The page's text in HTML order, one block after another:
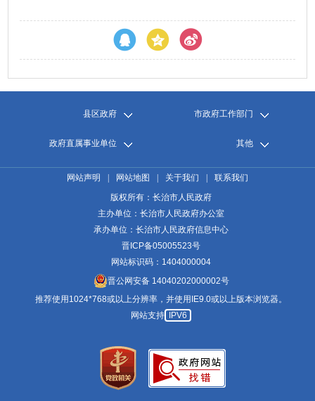
县区政府 市政府工作部门
政府直属事业单位 其他
网站声明 网站地图 关于我们
联系我们
版权所有：长治市人民政府
主办单位：长治市人民政府办公室
承办单位：长治市人民政府信息中心
晋ICP备05005523号
网站标识码：1404000004
晋公网安备 14040202000002号
推荐使用1024*768或以上分辨率，并使用IE9.0或以上版本浏览器。
网站支持
IPV6